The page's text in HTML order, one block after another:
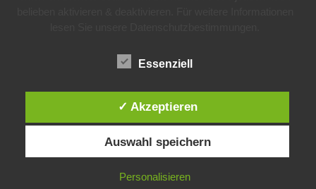
Essenziell
✓ Akzeptieren
Auswahl speichern
Personalisieren